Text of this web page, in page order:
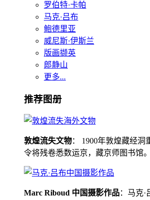
罗伯特·卡帕
马克·吕布
鲍德里亚
威尼斯·伊斯兰
版画撷英
郎静山
更多...
推荐图册
敦煌流失文物： 1900年敦煌藏经
令将残卷悉数运京，藏京师图书馆
Marc Riboud 中国摄影作品：马克